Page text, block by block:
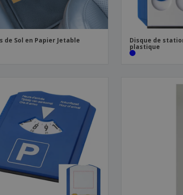
de Sol en Papier Jetable Disque de
plastique